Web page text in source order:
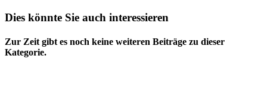
Dies könnte Sie auch interessieren
Zur Zeit gibt es noch keine weiteren Beiträge zu dieser
Kategorie.